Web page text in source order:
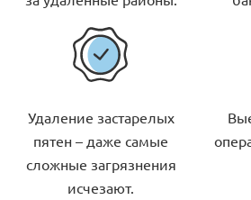
Удаление застарелых
пятен – даже самые
сложные загрязнения
исчезают.